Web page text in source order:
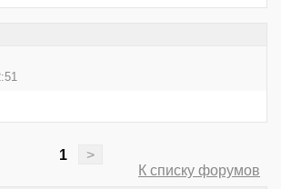
1
>
К списку форумов